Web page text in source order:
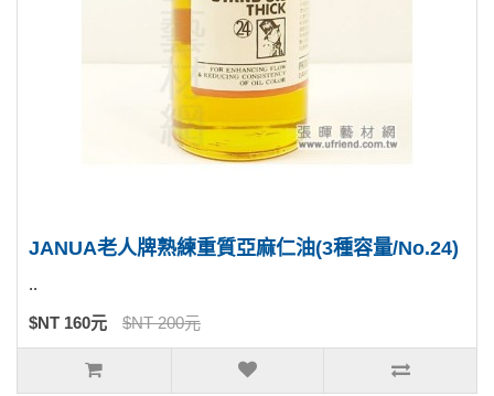
JANUA老人牌熟練重質亞麻仁油(3種容量/No.24)
..
$NT 160元 $NT 200元